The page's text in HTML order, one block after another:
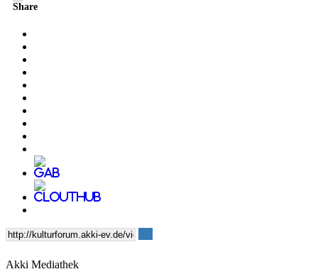
Akki Mediathek
Share